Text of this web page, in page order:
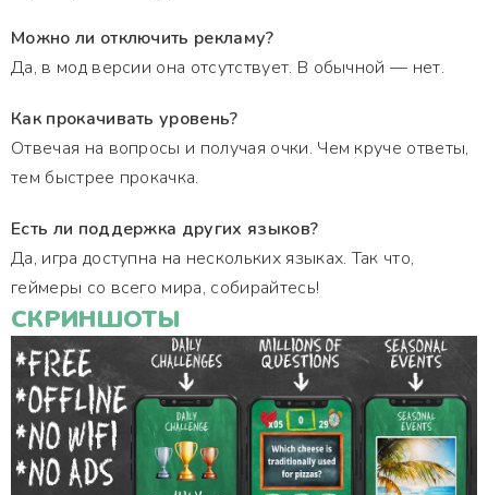
Можно ли отключить рекламу?
Да, в мод версии она отсутствует. В обычной — нет.
Как прокачивать уровень?
Отвечая на вопросы и получая очки. Чем круче ответы,
тем быстрее прокачка.
Есть ли поддержка других языков?
Да, игра доступна на нескольких языках. Так что,
геймеры со всего мира, собирайтесь!
СКРИНШОТЫ